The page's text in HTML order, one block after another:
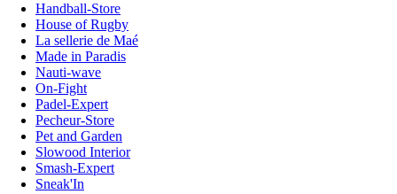
Handball-Store
House of Rugby
La sellerie de Maé
Made in Paradis
Nauti-wave
On-Fight
Padel-Expert
Pecheur-Store
Pet and Garden
Slowood Interior
Smash-Expert
Sneak'In